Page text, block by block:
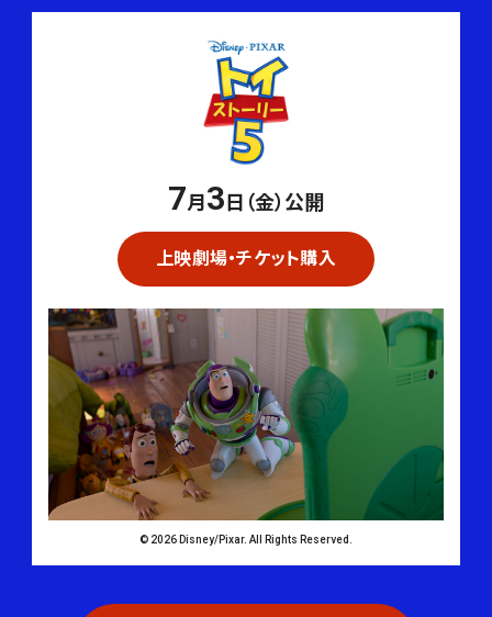
7月3日（金）公開
上映劇場・チケット購入
© 2026 Disney/Pixar. All Rights Reserved.